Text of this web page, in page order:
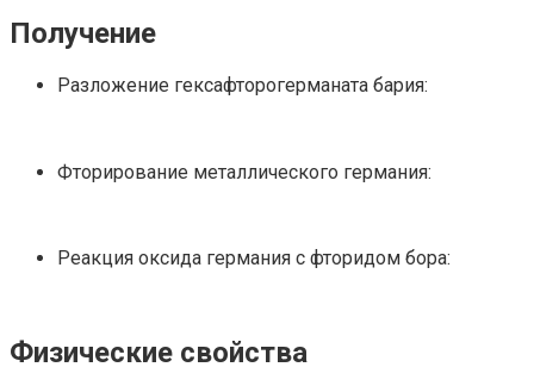
Получение
Разложение гексафторогерманата бария:
Фторирование металлического германия:
Реакция оксида германия с фторидом бора:
Физические свойства